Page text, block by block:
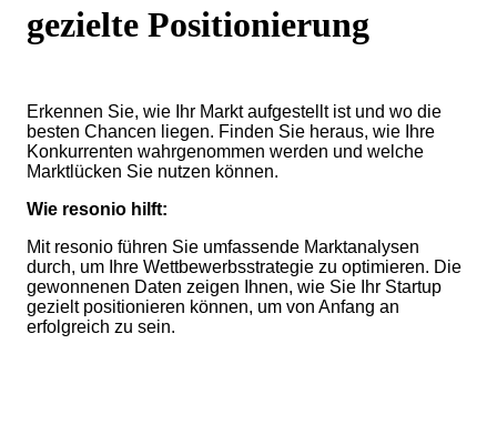
gezielte Positionierung
Erkennen Sie, wie Ihr Markt aufgestellt ist und wo die
besten Chancen liegen. Finden Sie heraus, wie Ihre
Konkurrenten wahrgenommen werden und welche
Marktlücken Sie nutzen können.
Wie resonio hilft:
Mit resonio führen Sie umfassende Marktanalysen
durch, um Ihre Wettbewerbsstrategie zu optimieren. Die
gewonnenen Daten zeigen Ihnen, wie Sie Ihr Startup
gezielt positionieren können, um von Anfang an
erfolgreich zu sein.